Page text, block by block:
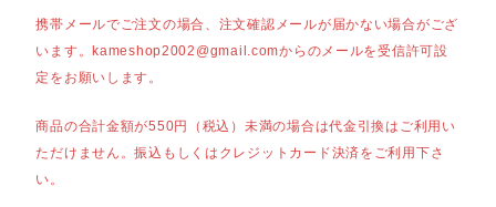
携帯メールでご注文の場合、注文確認メールが届かない場合がござ
います。kameshop2002@gmail.comからのメールを受信許可設
定をお願いします。
商品の合計金額が550円（税込）未満の場合は代金引換はご利用い
ただけません。振込もしくはクレジットカード決済をご利用下さ
い。